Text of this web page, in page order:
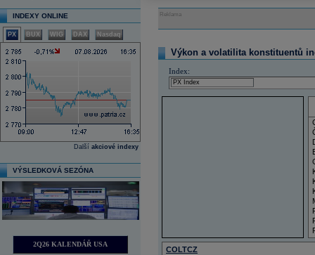
INDEXY ONLINE
PX BUX WIG DAX Nasdaq
Další akciové indexy
VÝSLEDKOVÁ SEZÓNA
2Q26 KALENDÁŘ USA
Reklama
Výkon a volatilita konstituentů
Index:
COLTCZ